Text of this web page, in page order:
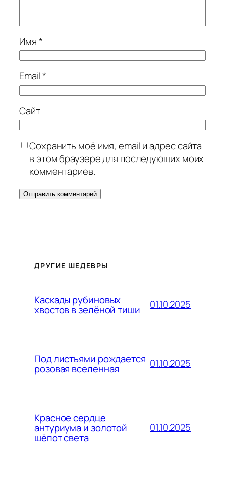
Имя*
Email*
Сайт
Сохранить моё имя, email и адрес сайта
в этом браузере для последующих моих
комментариев.
ДРУГИЕ ШЕДЕВРЫ
Каскады рубиновых
хвостов в зелёной тиши 01.10.2025
Под листьями рождается
розовая вселенная 01.10.2025
Красное сердце
антуриума и золотой
шёпот света
01.10.2025